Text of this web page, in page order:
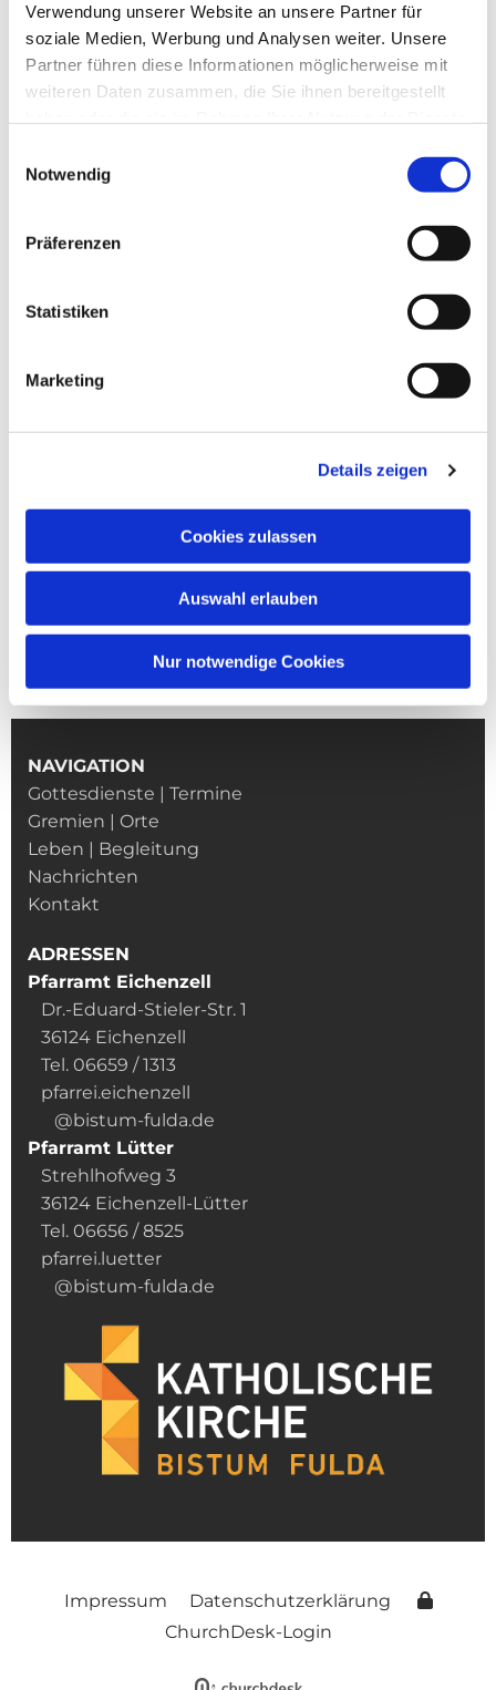
Verwendung unserer Website an unsere Partner für
soziale Medien, Werbung und Analysen weiter. Unsere
Partner führen diese Informationen möglicherweise mit
weiteren Daten zusammen, die Sie ihnen bereitgestellt
Notwendig
Präferenzen
Statistiken
Marketing
Details zeigen
Cookies zulassen
Auswahl erlauben
Nur notwendige Cookies
Dies könnte Sie auch
NAVIGATION
Gottesdienste | Termine
Gremien | Orte
Leben | Begleitung
Nachrichten
Kontakt
ADRESSEN
Pfarramt Eichenzell
Dr.-Eduard-Stieler-Str. 1
36124 Eichenzell
Tel. 06659 / 1313
pfarrei.eichenzell
@bistum-fulda.de
Pfarramt Lütter
Strehlhofweg 3
36124 Eichenzell-Lütter
Tel. 06656 / 8525
pfarrei.luetter
@bistum-fulda.de
Impressum
Datenschutzerklärung
ChurchDesk-Login